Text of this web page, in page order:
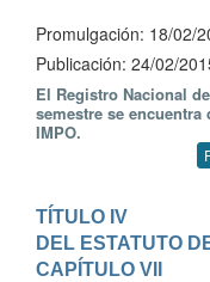
Promulgación: 18/02/
Publicación: 24/02/
El Registro Nacional
semestre se
IMPO.
TÍTULO IV
DEL ESTATUTO
CAPÍTULO VII